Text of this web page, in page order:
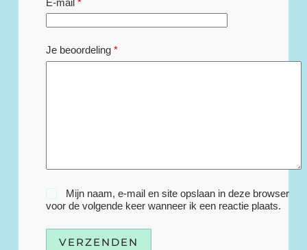
Je beoordeling *
Mijn naam, e-mail en site opslaan in deze browser
voor de volgende keer wanneer ik een reactie plaats.
VERZENDEN